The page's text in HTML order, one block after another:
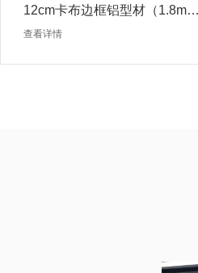
12cm卡布边框铝型材（1.8mm
银色）
查看详情